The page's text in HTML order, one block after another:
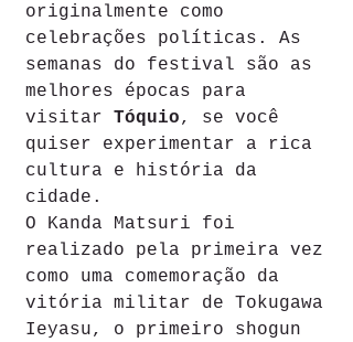
originalmente como
celebrações políticas. As
semanas do festival são as
melhores épocas para
visitar Tóquio, se você
quiser experimentar a rica
cultura e história da
cidade.
O Kanda Matsuri foi
realizado pela primeira vez
como uma comemoração da
vitória militar de Tokugawa
Ieyasu, o primeiro shogun